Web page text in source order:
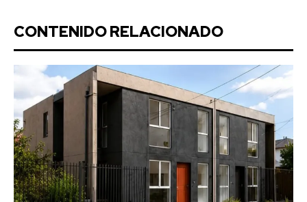
CONTENIDO RELACIONADO